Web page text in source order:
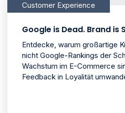
Customer Experience
Google is Dead. Brand is
Entdecke, warum großartige
nicht Google-Rankings der
Wachstum im E-Commerce
Feedback in Loyalität